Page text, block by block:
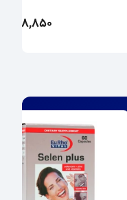
688,850